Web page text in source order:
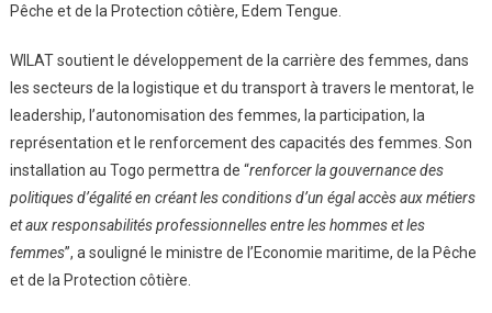
Pêche et de la Protection côtière, Edem Tengue.
WILAT soutient le développement de la carrière des femmes, dans
les secteurs de la logistique et du transport à travers le mentorat, le
leadership, l’autonomisation des femmes, la participation, la
représentation et le renforcement des capacités des femmes. Son
installation au Togo permettra de “renforcer la gouvernance des
politiques d’égalité en créant les conditions d’un égal accès aux métiers
et aux responsabilités professionnelles entre les hommes et les
femmes”, a souligné le ministre de l’Economie maritime, de la Pêche
et de la Protection côtière.